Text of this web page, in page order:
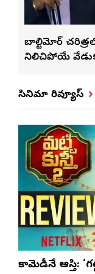
బాల్టిమోర్
నిలిచిపోయే
సినిమా రివ్యూస్
కామెడీనే ఆస్తి: